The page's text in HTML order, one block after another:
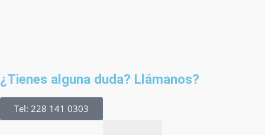
¿Tienes alguna duda? Llámanos?
Tel: 228 141 0303